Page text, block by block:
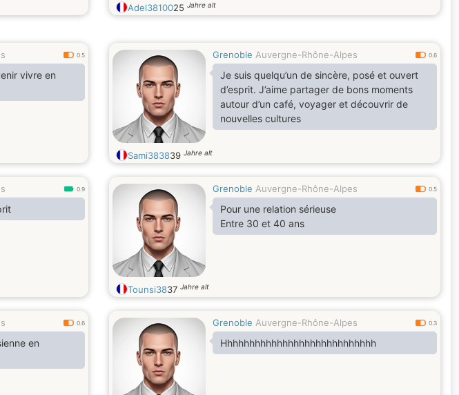
Adel3810025 Jahre alt
0.5
vivre en
Grenoble Auvergne-Rhône-Alpes 0.6
Je suis quelqu’un de sincère, posé et ouvert
d’esprit. J’aime partager de bons moments
autour d’un café, voyager et découvrir de
nouvelles cultures
Sami383839 Jahre alt
0.9 Grenoble Auvergne-Rhône-Alpes 0.5
Pour une relation sérieuse
Entre 30 et 40 ans
Tounsi3837 Jahre alt
0.6
en
Grenoble Auvergne-Rhône-Alpes 0.3
Hhhhhhhhhhhhhhhhhhhhhhhhhhhh